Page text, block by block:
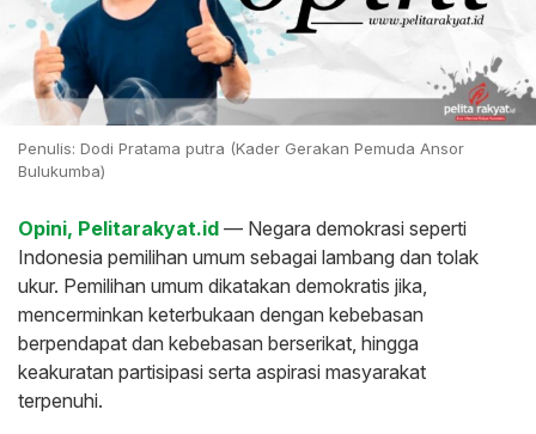
Penulis: Dodi Pratama putra (Kader Gerakan Pemuda Ansor
Bulukumba)
Opini, Pelitarakyat.id — Negara demokrasi seperti
Indonesia pemilihan umum sebagai lambang dan tolak
ukur. Pemilihan umum dikatakan demokratis jika,
mencerminkan keterbukaan dengan kebebasan
berpendapat dan kebebasan berserikat, hingga
keakuratan partisipasi serta aspirasi masyarakat
terpenuhi.